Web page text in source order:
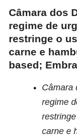
Câmara dos
regime de
restringe o
carne e
based;
Câmara
regime
carne e